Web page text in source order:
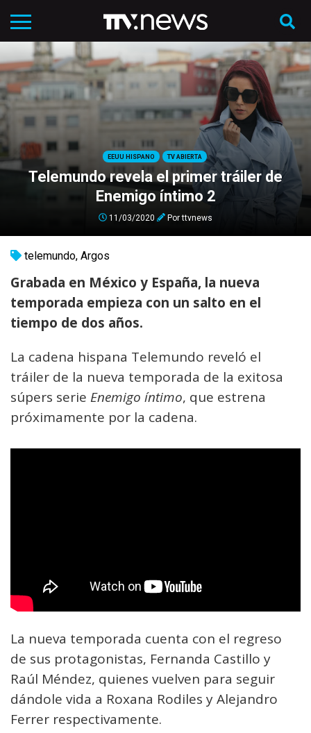
EEUU HISPANO TV ABIERTA
Telemundo revela el primer tráiler de
Enemigo íntimo 2
11/03/2020 Porttvnews
telemundo, Argos
Grabada en México y España, la nueva
temporada empieza con un salto en el
tiempo de dos años.
La cadena hispana Telemundo reveló el
tráiler de la nueva temporada de la exitosa
súpers serie Enemigo íntimo, que estrena
próximamente por la cadena.
La nueva temporada cuenta con el regreso
de sus protagonistas, Fernanda Castillo y
Raúl Méndez, quienes vuelven para seguir
dándole vida a Roxana Rodiles y Alejandro
Ferrer respectivamente.